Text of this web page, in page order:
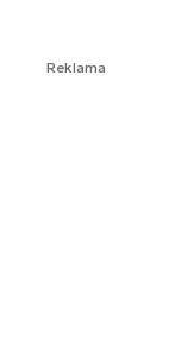
Reklama